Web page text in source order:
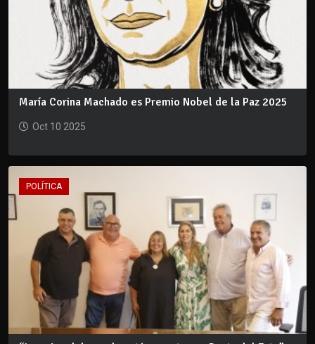
María Corina Machado es Premio Nobel de la Paz 2025
Oct 10 2025
POLÍTICA